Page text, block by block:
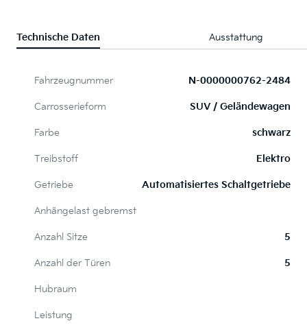
Technische Daten Ausstattung
Fahrzeugnummer N-0000000762-2484
Carrosserieform SUV / Geländewagen
Farbe schwarz
Treibstoff Elektro
Getriebe Automatisiertes Schaltgetriebe
Anhängelast gebremst
Anzahl Sitze 5
Anzahl der Türen 5
Hubraum
Leistung